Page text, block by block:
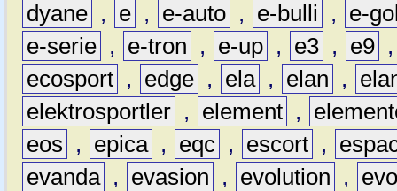
dyane , e , e-auto , e-bulli ,
e-
e-serie , e-tron , e-up , e3 , e9
ecosport , edge , ela , elan ,
elektrosportler , element ,
eos
, epica , eqc , escort ,
evanda , evasion , evolution ,